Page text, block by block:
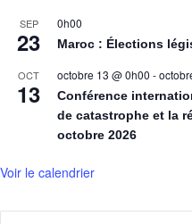
SEP
23
0h00
Maroc : Élections
OCT
13
octobre 13 @ 0h00 -
Conférence
de catastrophe et la
octobre 2026
Voir le calendrier